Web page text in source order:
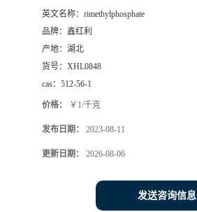
英文名称： rimethylphosphate
品牌： 鑫红利
产地： 湖北
货号： XHL0848
cas： 512-56-1
价格： ￥1/千克
发布日期： 2023-08-11
更新日期： 2026-08-06
发送咨询信息